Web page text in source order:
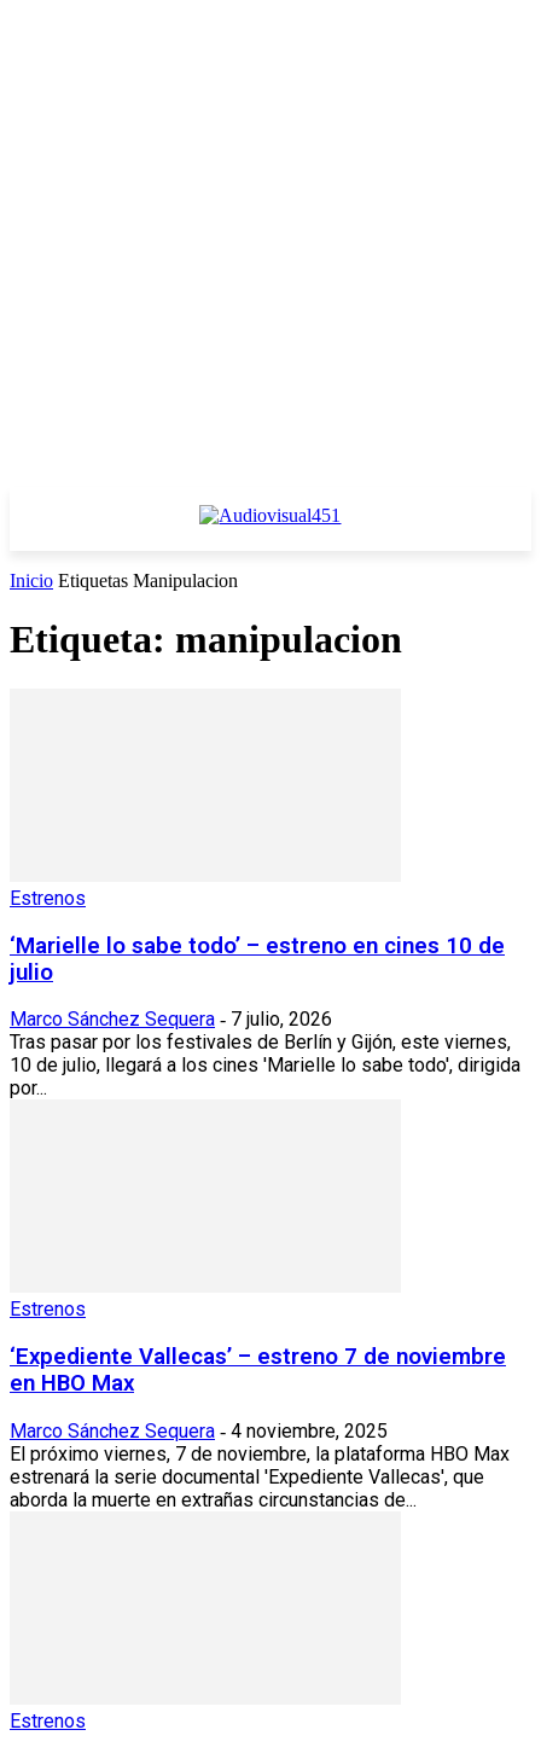
Inicio Etiquetas Manipulacion
Etiqueta: manipulacion
Estrenos
‘Marielle lo sabe todo’ – estreno en cines 10 de
julio
Marco Sánchez Sequera - 7 julio, 2026
Tras pasar por los festivales de Berlín y Gijón, este viernes,
10 de julio, llegará a los cines 'Marielle lo sabe todo', dirigida
por...
Estrenos
‘Expediente Vallecas’ – estreno 7 de noviembre
en HBO Max
Marco Sánchez Sequera - 4 noviembre, 2025
El próximo viernes, 7 de noviembre, la plataforma HBO Max
estrenará la serie documental 'Expediente Vallecas', que
aborda la muerte en extrañas circunstancias de...
Estrenos